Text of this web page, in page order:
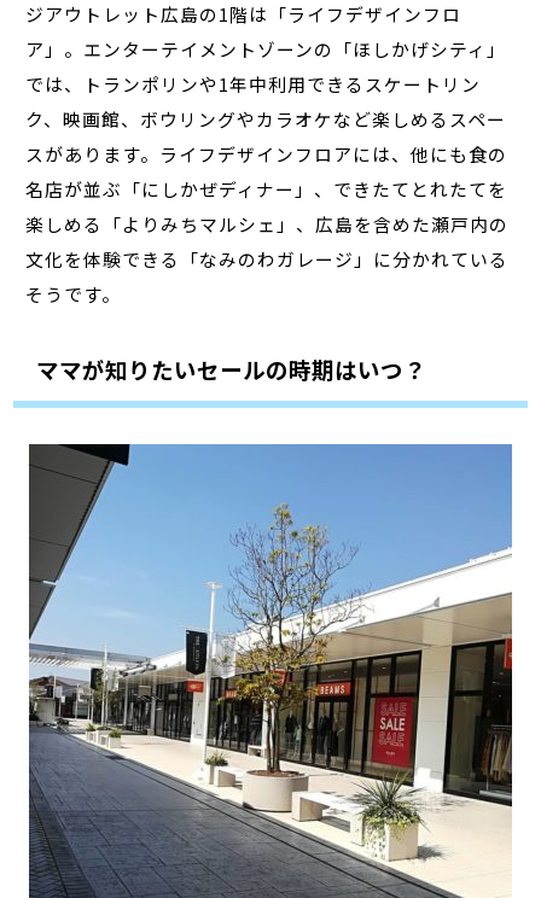
ジアウトレット広島の1階は「ライフデザインフロ
ア」。エンターテイメントゾーンの「ほしかげシティ」
では、トランポリンや1年中利用できるスケートリン
ク、映画館、ボウリングやカラオケなど楽しめるスペー
スがあります。ライフデザインフロアには、他にも食の
名店が並ぶ「にしかぜディナー」、できたてとれたてを
楽しめる「よりみちマルシェ」、広島を含めた瀬戸内の
文化を体験できる「なみのわガレージ」に分かれている
そうです。
ママが知りたいセールの時期はいつ？